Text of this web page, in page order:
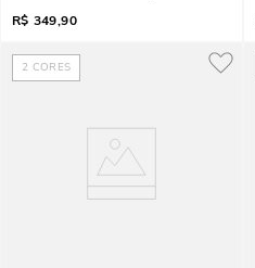
R$ 349,90
2 CORES